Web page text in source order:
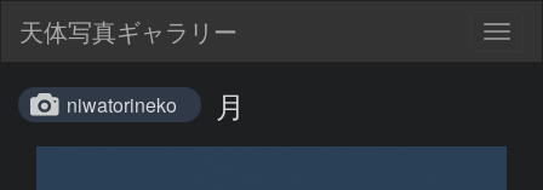
天体写真ギャラリー
niwatorineko 月